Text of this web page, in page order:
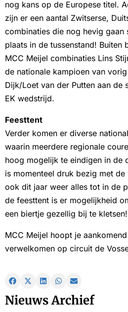
nog kans op de Europese titel.
zijn er een aantal Zwitserse,
combinaties die nog hevig gaan
plaats in de tussenstand! Buiten
MCC Meijel combinaties Lins
de nationale kampioen van
Dijk/Loet van der Putten aan de
EK wedstrijd.
Feesttent
Verder komen er diverse
waarin meerdere regionale
hoog mogelijk te eindigen in de
is momenteel druk bezig met
ook dit jaar weer alles tot in de
de feesttent is er mogelijkheid
een biertje gezellig bij te kletsen!
MCC Meijel hoopt je
verwelkomen op circuit de
Nieuws Archief